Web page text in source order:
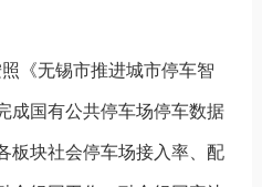
《无锡市推进城市停车智
成国有公共停车场停车数据
板块社会停车场接入率、配